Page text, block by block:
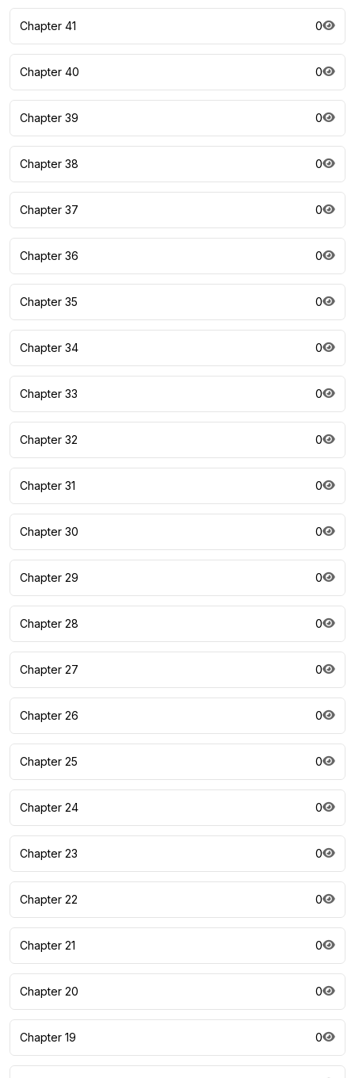
Chapter 41 0
Chapter 40 0
Chapter 39 0
Chapter 38 0
Chapter 37 0
Chapter 36 0
Chapter 35 0
Chapter 34 0
Chapter 33 0
Chapter 32 0
Chapter 31 0
Chapter 30 0
Chapter 29 0
Chapter 28 0
Chapter 27 0
Chapter 26 0
Chapter 25 0
Chapter 24 0
Chapter 23 0
Chapter 22 0
Chapter 21 0
Chapter 20 0
Chapter 19 0